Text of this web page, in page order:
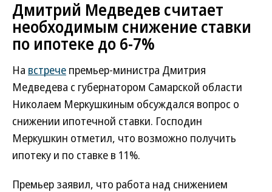
Дмитрий Медведев считает
необходимым снижение ставки
по ипотеке до 6-7%
На встрече премьер-министра Дмитрия
Медведева с губернатором Самарской области
Николаем Меркушкиным обсуждался вопрос о
снижении ипотечной ставки. Господин
Меркушкин отметил, что возможно получить
ипотеку и по ставке в 11%.
Премьер заявил, что работа над снижением